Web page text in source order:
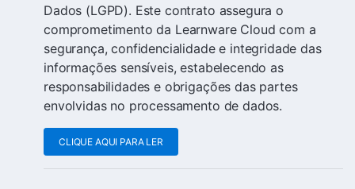
Dados (LGPD). Este contrato assegura o
comprometimento da Learnware Cloud com a
segurança, confidencialidade e integridade das
informações sensíveis, estabelecendo as
responsabilidades e obrigações das partes
envolvidas no processamento de dados.
CLIQUE AQUI PARA LER